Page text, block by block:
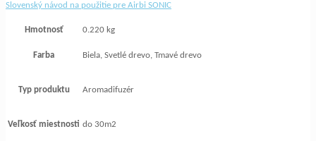
Slovenský návod na použitie pre Airbi SONIC
Hmotnosť 0.220 kg
Farba Biela, Svetlé drevo, Tmavé drevo
Typ produktu Aromadifuzér
Veľkosť miestnosti do 30m2